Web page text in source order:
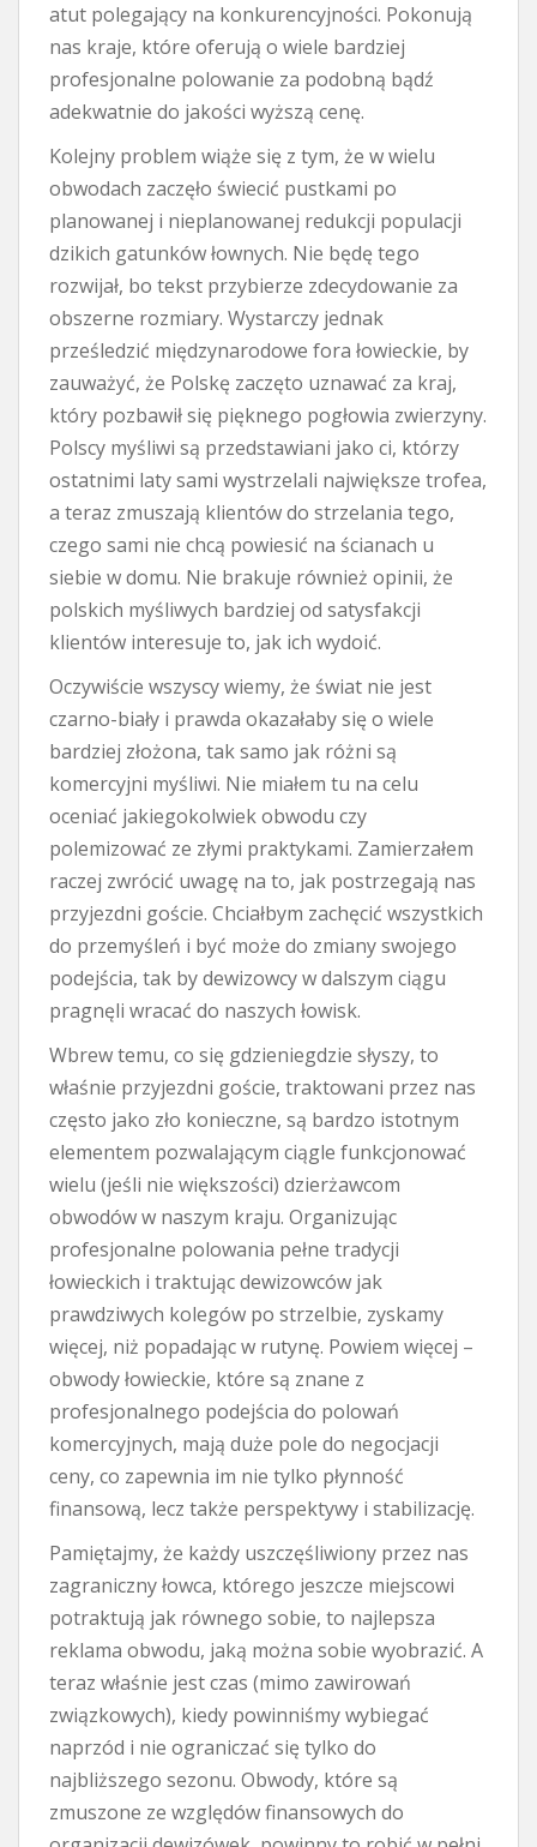
atut polegający na konkurencyjności. Pokonują
nas kraje, które oferują o wiele bardziej
profesjonalne polowanie za podobną bądź
adekwatnie do jakości wyższą cenę.
Kolejny problem wiąże się z tym, że w wielu
obwodach zaczęło świecić pustkami po
planowanej i nieplanowanej redukcji populacji
dzikich gatunków łownych. Nie będę tego
rozwijał, bo tekst przybierze zdecydowanie za
obszerne rozmiary. Wystarczy jednak
prześledzić międzynarodowe fora łowieckie, by
zauważyć, że Polskę zaczęto uznawać za kraj,
który pozbawił się pięknego pogłowia zwierzyny.
Polscy myśliwi są przedstawiani jako ci, którzy
ostatnimi laty sami wystrzelali największe trofea,
a teraz zmuszają klientów do strzelania tego,
czego sami nie chcą powiesić na ścianach u
siebie w domu. Nie brakuje również opinii, że
polskich myśliwych bardziej od satysfakcji
klientów interesuje to, jak ich wydoić.
Oczywiście wszyscy wiemy, że świat nie jest
czarno-biały i prawda okazałaby się o wiele
bardziej złożona, tak samo jak różni są
komercyjni myśliwi. Nie miałem tu na celu
oceniać jakiegokolwiek obwodu czy
polemizować ze złymi praktykami. Zamierzałem
raczej zwrócić uwagę na to, jak postrzegają nas
przyjezdni goście. Chciałbym zachęcić wszystkich
do przemyśleń i być może do zmiany swojego
podejścia, tak by dewizowcy w dalszym ciągu
pragnęli wracać do naszych łowisk.
Wbrew temu, co się gdzieniegdzie słyszy, to
właśnie przyjezdni goście, traktowani przez nas
często jako zło konieczne, są bardzo istotnym
elementem pozwalającym ciągle funkcjonować
wielu (jeśli nie większości) dzierżawcom
obwodów w naszym kraju. Organizując
profesjonalne polowania pełne tradycji
łowieckich i traktując dewizowców jak
prawdziwych kolegów po strzelbie, zyskamy
więcej, niż popadając w rutynę. Powiem więcej –
obwody łowieckie, które są znane z
profesjonalnego podejścia do polowań
komercyjnych, mają duże pole do negocjacji
ceny, co zapewnia im nie tylko płynność
finansową, lecz także perspektywy i stabilizację.
Pamiętajmy, że każdy uszczęśliwiony przez nas
zagraniczny łowca, którego jeszcze miejscowi
potraktują jak równego sobie, to najlepsza
reklama obwodu, jaką można sobie wyobrazić. A
teraz właśnie jest czas (mimo zawirowań
związkowych), kiedy powinniśmy wybiegać
naprzód i nie ograniczać się tylko do
najbliższego sezonu. Obwody, które są
zmuszone ze względów finansowych do